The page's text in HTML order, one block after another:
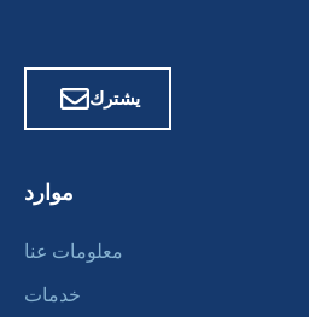
موارد
معلومات عنا
خدمات
يشترك